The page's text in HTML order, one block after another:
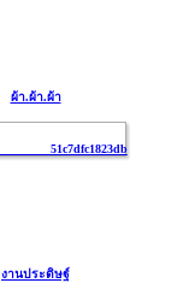
ผ้า.ผ้า.ผ้า
งานประดิษฐ์